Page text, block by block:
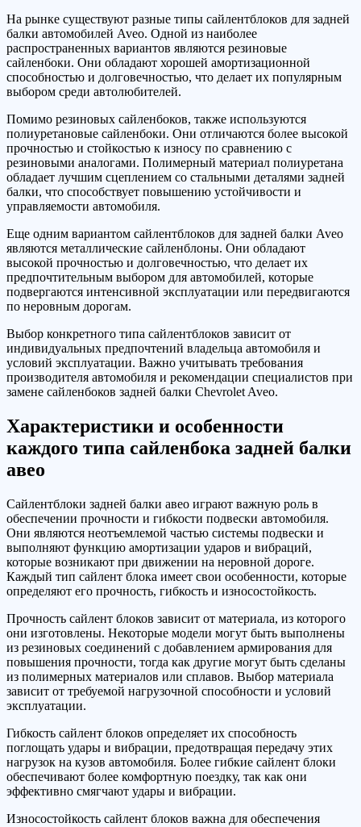
На рынке существуют разные типы сайлентблоков для задней
балки автомобилей Aveo. Одной из наиболее
распространенных вариантов являются резиновые
сайленбоки. Они обладают хорошей амортизационной
способностью и долговечностью, что делает их популярным
выбором среди автолюбителей.
Помимо резиновых сайленбоков, также используются
полиуретановые сайленбоки. Они отличаются более высокой
прочностью и стойкостью к износу по сравнению с
резиновыми аналогами. Полимерный материал полиуретана
обладает лучшим сцеплением со стальными деталями задней
балки, что способствует повышению устойчивости и
управляемости автомобиля.
Еще одним вариантом сайлентблоков для задней балки Aveo
являются металлические сайленблоны. Они обладают
высокой прочностью и долговечностью, что делает их
предпочтительным выбором для автомобилей, которые
подвергаются интенсивной эксплуатации или передвигаются
по неровным дорогам.
Выбор конкретного типа сайлентблоков зависит от
индивидуальных предпочтений владельца автомобиля и
условий эксплуатации. Важно учитывать требования
производителя автомобиля и рекомендации специалистов при
замене сайленбоков задней балки Chevrolet Aveo.
Характеристики и особенности
каждого типа сайленбока задней балки
авео
Сайлентблоки задней балки авео играют важную роль в
обеспечении прочности и гибкости подвески автомобиля.
Они являются неотъемлемой частью системы подвески и
выполняют функцию амортизации ударов и вибраций,
которые возникают при движении на неровной дороге.
Каждый тип сайлент блока имеет свои особенности, которые
определяют его прочность, гибкость и износостойкость.
Прочность сайлент блоков зависит от материала, из которого
они изготовлены. Некоторые модели могут быть выполнены
из резиновых соединений с добавлением армирования для
повышения прочности, тогда как другие могут быть сделаны
из полимерных материалов или сплавов. Выбор материала
зависит от требуемой нагрузочной способности и условий
эксплуатации.
Гибкость сайлент блоков определяет их способность
поглощать удары и вибрации, предотвращая передачу этих
нагрузок на кузов автомобиля. Более гибкие сайлент блоки
обеспечивают более комфортную поездку, так как они
эффективно смягчают удары и вибрации.
Износостойкость сайлент блоков важна для обеспечения